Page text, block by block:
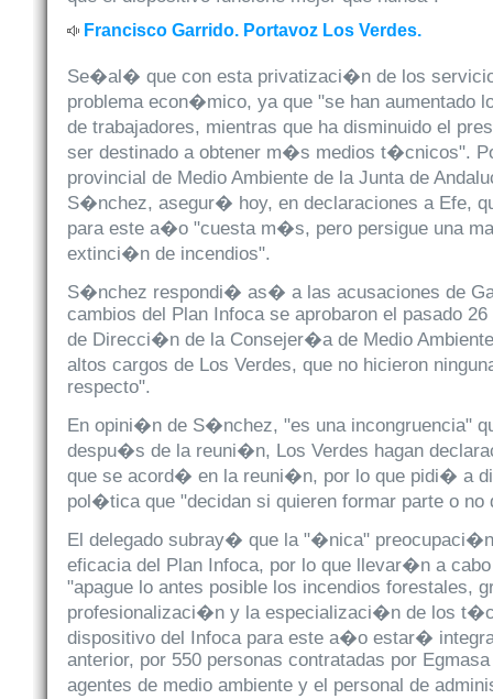
Francisco Garrido. Portavoz Los Verdes.
Se�al� que con esta privatizaci�n de los
problema econ�mico, ya que "se han aumentado
de trabajadores, mientras que ha disminuido el
ser destinado a obtener m�s medios t�cnicos".
provincial de Medio Ambiente de la Junta de
S�nchez, asegur� hoy, en declaraciones a Efe,
para este a�o "cuesta m�s, pero persigue una
extinci�n de incendios".
S�nchez respondi� as� a las acusaciones de
cambios del Plan Infoca se aprobaron el pasado
de Direcci�n de la Consejer�a de Medio
altos cargos de Los Verdes, que no hicieron
respecto".
En opini�n de S�nchez, "es una incongruencia"
despu�s de la reuni�n, Los Verdes hagan
que se acord� en la reuni�n, por lo que pidi� a
pol�tica que "decidan si quieren formar parte o no
El delegado subray� que la "�nica"
eficacia del Plan Infoca, por lo que llevar�n a
"apague lo antes posible los incendios forestales,
profesionalizaci�n y la especializaci�n de los
dispositivo del Infoca para este a�o estar�
anterior, por 550 personas contratadas por
agentes de medio ambiente y el personal de